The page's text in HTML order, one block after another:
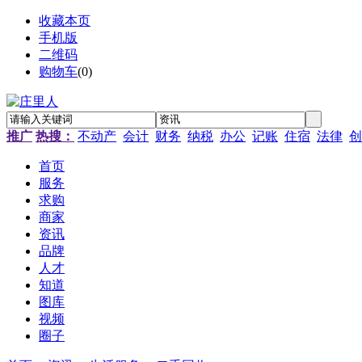
收藏本页
手机版
二维码
购物车(0)
推广 热搜： 不动产 会计 财务 纳税 办公 记账 住宿 法律
首页
服务
求购
商家
资讯
品牌
人才
知道
图库
视频
圈子